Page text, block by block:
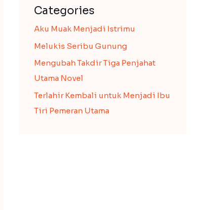
Categories
Aku Muak Menjadi Istrimu
Melukis Seribu Gunung
Mengubah Takdir Tiga Penjahat
Utama Novel
Terlahir Kembali untuk Menjadi Ibu
Tiri Pemeran Utama